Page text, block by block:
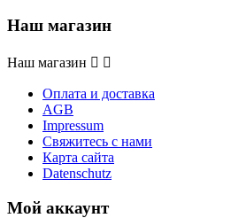
Наш магазин
Наш магазин  
Оплата и доставка
AGB
Impressum
Свяжитесь с нами
Карта сайта
Datenschutz
Мой аккаунт